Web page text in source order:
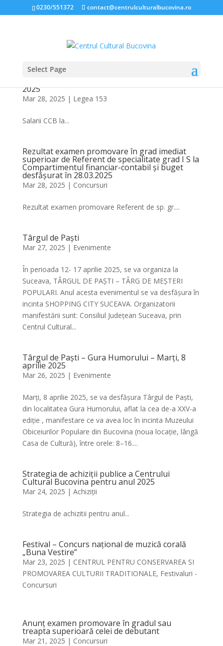
0230/551372 contact@centrulculturalbucovina.ro
Select Page
NIVELUL SALARIILOR ÎN CADRUL CENTRULUI
2025
Mar 28, 2025 | Legea 153
Salarii CCB la...
Rezultat examen promovare în grad imediat
superioar de Referent de specialitate grad I S la
Compartimentul financiar-contabil și buget
desfășurat în 28.03.2025
Mar 28, 2025 | Concursuri
Rezultat examen promovare Referent de sp. gr....
Târgul de Paști
Mar 27, 2025 | Evenimente
În perioada 12- 17 aprilie 2025, se va organiza la
Suceava, TÂRGUL DE PAȘTI – TÂRG DE MEȘTERI
POPULARI. Anul acesta evenimentul se va desfășura în
incinta SHOPPING CITY SUCEAVA. Organizatorii
manifestării sunt: Consiliul Județean Suceava, prin
Centrul Cultural...
Târgul de Paști – Gura Humorului – Marți, 8
aprilie 2025
Mar 26, 2025 | Evenimente
Marți, 8 aprilie 2025, se va desfășura Târgul de Paști,
din localitatea Gura Humorului, aflat la cea de-a XXV-a
ediție , manifestare ce va avea loc în incinta Muzeului
Obiceiurilor Populare din Bucovina (noua locație, lângă
Casa de Cultură), între orele: 8–16....
Strategia de achiziții publice a Centrului
Cultural Bucovina pentru anul 2025
Mar 24, 2025 | Achiziții
Strategia de achizitii pentru anul...
Festival – Concurs național de muzică corală
„Buna Vestire”
Mar 23, 2025 | CENTRUL PENTRU CONSERVAREA SI
PROMOVAREA CULTURII TRADITIONALE, Festivaluri -
Concursuri
Anunț examen promovare în gradul sau
treapta superioară celei de debutant
Mar 21, 2025 | Concursuri